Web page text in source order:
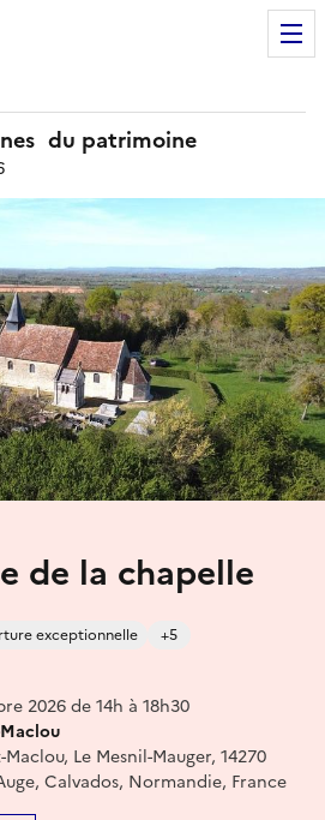
du patrimoine
de la chapelle
exceptionnelle +5
2026 de 14h à 18h30
Le Mesnil-Mauger, 14270
Calvados, Normandie, France